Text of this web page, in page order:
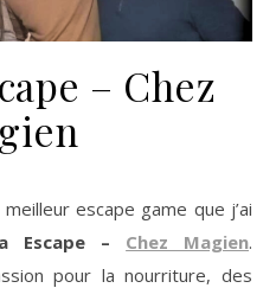
– Chez
Escape – Chez Magien.
pour la nourriture, des